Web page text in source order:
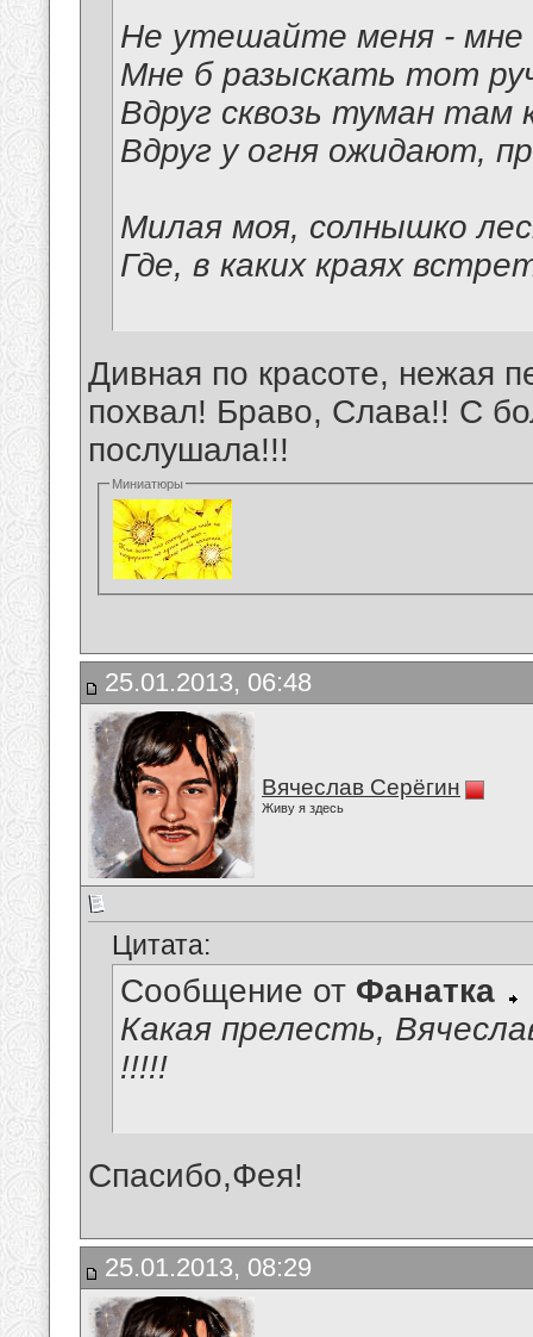
Не утешайте меня - мне
Мне б разыскать тот
Вдруг сквозь туман там
Вдруг у огня ожидают,
Милая моя, солнышко
Где, в каких краях
Дивная по красоте, нежая
похвал! Браво, Слава!! С
послушала!!!
Миниатюры
25.01.2013, 06:48
Вячеслав Серёгин
Живу я здесь
Цитата:
Сообщение от Фанатка
Какая прелесть,
!!!!!
Спасибо,Фея!
25.01.2013, 08:29